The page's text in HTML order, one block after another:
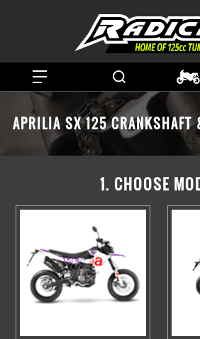
APRILIA SX 125 CRANKSHAFT
1. CHOOSE